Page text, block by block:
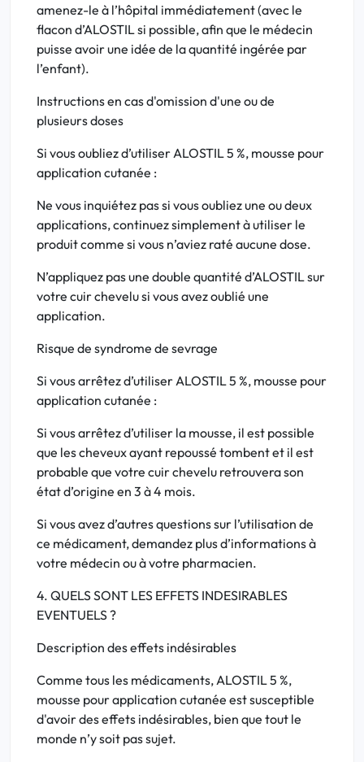
amenez-le à l’hôpital immédiatement (avec le
flacon d’ALOSTIL si possible, afin que le médecin
puisse avoir une idée de la quantité ingérée par
l’enfant).
Instructions en cas d'omission d'une ou de
plusieurs doses
Si vous oubliez d’utiliser ALOSTIL 5 %, mousse pour
application cutanée :
Ne vous inquiétez pas si vous oubliez une ou deux
applications, continuez simplement à utiliser le
produit comme si vous n’aviez raté aucune dose.
N’appliquez pas une double quantité d’ALOSTIL sur
votre cuir chevelu si vous avez oublié une
application.
Risque de syndrome de sevrage
Si vous arrêtez d’utiliser ALOSTIL 5 %, mousse pour
application cutanée :
Si vous arrêtez d’utiliser la mousse, il est possible
que les cheveux ayant repoussé tombent et il est
probable que votre cuir chevelu retrouvera son
état d’origine en 3 à 4 mois.
Si vous avez d’autres questions sur l’utilisation de
ce médicament, demandez plus d’informations à
votre médecin ou à votre pharmacien.
4. QUELS SONT LES EFFETS INDESIRABLES
EVENTUELS ?
Description des effets indésirables
Comme tous les médicaments, ALOSTIL 5 %,
mousse pour application cutanée est susceptible
d'avoir des effets indésirables, bien que tout le
monde n’y soit pas sujet.